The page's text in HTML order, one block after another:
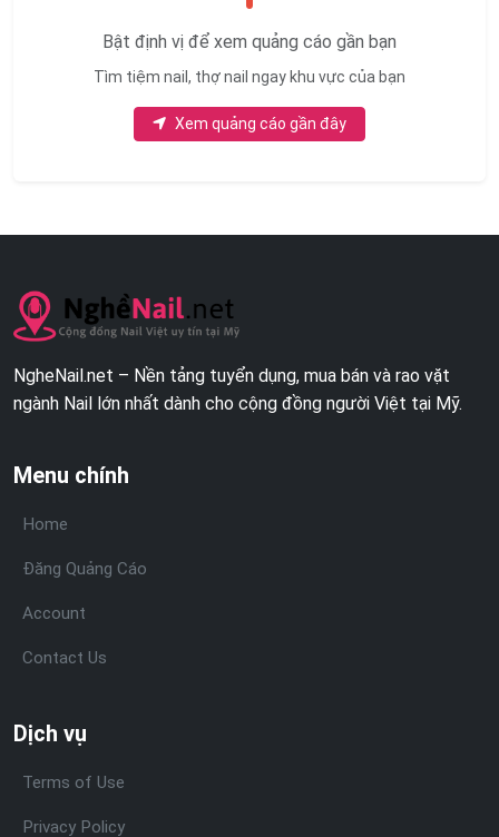
Bật định vị để xem quảng cáo gần bạn
Tìm tiệm nail, thợ nail ngay khu vực của bạn
Xem quảng cáo gần đây
NgheNail.net – Nền tảng tuyển dụng, mua bán và rao vặt
ngành Nail lớn nhất dành cho cộng đồng người Việt tại Mỹ.
Menu chính
Home
Đăng Quảng Cáo
Account
Contact Us
Dịch vụ
Terms of Use
Privacy Policy